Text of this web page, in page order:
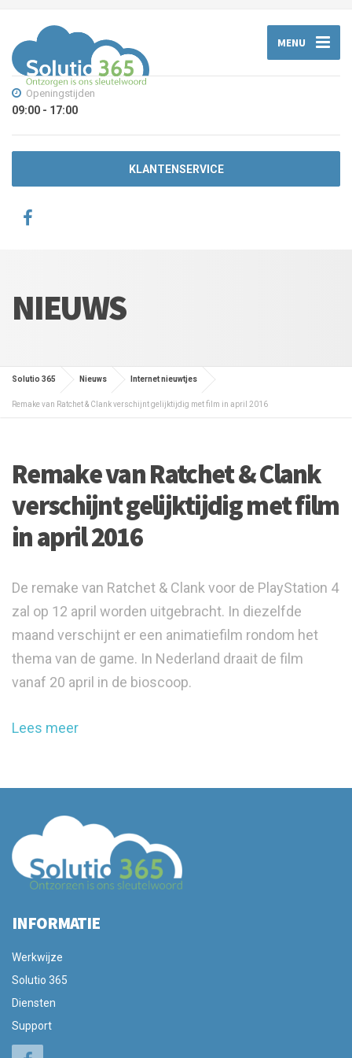
MENU
Openingstijden
09:00 - 17:00
KLANTENSERVICE
NIEUWS
Solutio 365 Nieuws Internet nieuwtjes
Remake van Ratchet & Clank verschijnt gelijktijdig met film in april 2016
Remake van Ratchet & Clank
verschijnt gelijktijdig met film
in april 2016
De remake van Ratchet & Clank voor de PlayStation 4
zal op 12 april worden uitgebracht. In diezelfde
maand verschijnt er een animatiefilm rondom het
thema van de game. In Nederland draait de film
vanaf 20 april in de bioscoop.
Lees meer
INFORMATIE
Werkwijze
Solutio 365
Diensten
Support